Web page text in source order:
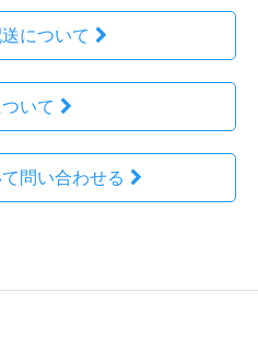
について
いて
問い合わせる